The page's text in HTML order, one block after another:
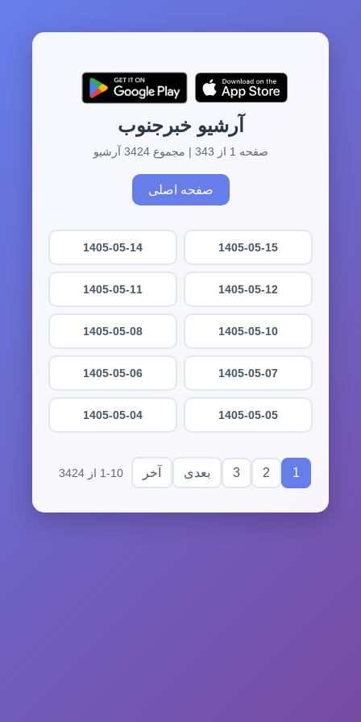
آرشیو خبرجنوب
صفحه 1 از 343 | مجموع 3424 آرشیو
صفحه اصلی
1405-05-15
1405-05-14
1405-05-12
1405-05-11
1405-05-10
1405-05-08
1405-05-07
1405-05-06
1405-05-05
1405-05-04
1
2
3 بعدی آخر 1-10 از 3424